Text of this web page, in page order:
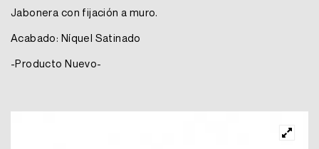
Jabonera con fijación a muro.
Acabado: Níquel Satinado
-Producto Nuevo-